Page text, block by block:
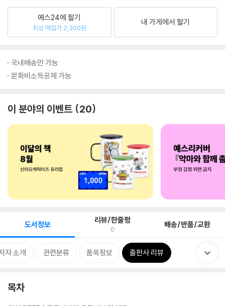
예스24에 팔기
최상 매입가 2,300원
내 가게에서 팔기
국내배송만 가능
문화비소득공제 가능
이 분야의 이벤트 20
도서정보 리뷰/한줄평
0 배송/반품/교환
자 소개 관련분류 품목정보 출판사 리뷰
목차